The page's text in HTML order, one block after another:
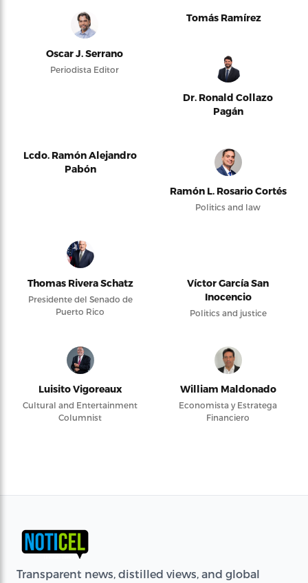
Oscar J. Serrano
Periodista Editor
Tomás Ramírez
Dr. Ronald Collazo
Pagán
Lcdo. Ramón Alejandro
Pabón
Ramón L. Rosario Cortés
Politics and law
Thomas Rivera Schatz
Presidente del Senado de
Puerto Rico
Víctor García San
Inocencio
Politics and justice
Luisito Vigoreaux
Cultural and Entertainment
Columnist
William Maldonado
Economista y Estratega
Financiero
Transparent news, distilled views, and global